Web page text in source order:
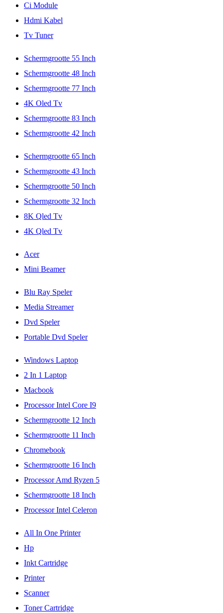
Ci Module
Hdmi Kabel
Tv Tuner
Schermgrootte 55 Inch
Schermgrootte 48 Inch
Schermgrootte 77 Inch
4K Oled Tv
Schermgrootte 83 Inch
Schermgrootte 42 Inch
Schermgrootte 65 Inch
Schermgrootte 43 Inch
Schermgrootte 50 Inch
Schermgrootte 32 Inch
8K Qled Tv
4K Qled Tv
Acer
Mini Beamer
Blu Ray Speler
Media Streamer
Dvd Speler
Portable Dvd Speler
Windows Laptop
2 In 1 Laptop
Macbook
Processor Intel Core I9
Schermgrootte 12 Inch
Schermgrootte 11 Inch
Chromebook
Schermgrootte 16 Inch
Processor Amd Ryzen 5
Schermgrootte 18 Inch
Processor Intel Celeron
All In One Printer
Hp
Inkt Cartridge
Printer
Scanner
Toner Cartridge